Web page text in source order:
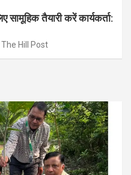
सामूहिक तैयारी करें कार्यकर्ता:
The Hill Post